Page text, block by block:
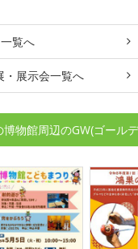
覧へ
・展示会一覧へ
物館周辺のGW(ゴール